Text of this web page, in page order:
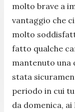
molto brave a
vantaggio che
molto
fatto qualche
mantenuto una
stata
periodo in cui
da domenica,